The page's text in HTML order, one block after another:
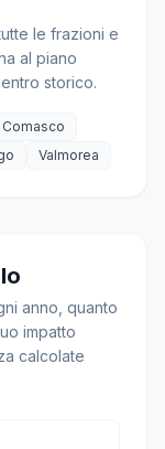
le frazioni e
al piano
storico.
Valmorea
anno, quanto
impatto
calcolate